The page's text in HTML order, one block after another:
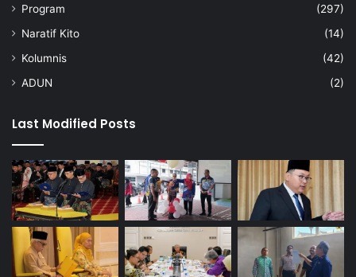
Program
(297)
Naratif Kito
(14)
Kolumnis
(42)
ADUN
(2)
Last Modified Posts